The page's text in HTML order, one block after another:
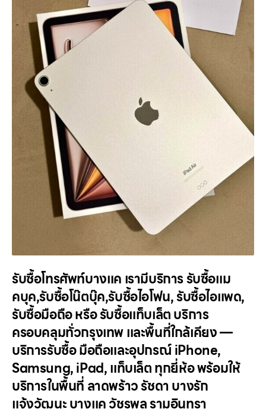
รับซื้อโทรศัพท์บางแค เรามีบริการ รับซื้อแม
คบุค,รับซื้อโน๊ตบุ๊ค,รับซื้อไอโฟน, รับซื้อไอแพด,
รับซื้อมือถือ หรือ รับซื้อแท็บเล็ต บริการ
ครอบคลุมทั่วกรุงเทพ และพื้นที่ใกล้เคียง —
บริการรับซื้อ มือถือและอุปกรณ์ iPhone,
Samsung, iPad, แท็บเล็ต ทุกยี่ห้อ พร้อมให้
บริการในพื้นที่ ลาดพร้าว รัชดา บางรัก
แจ้งวัฒนะ บางแค วัชรพล รามอินทรา